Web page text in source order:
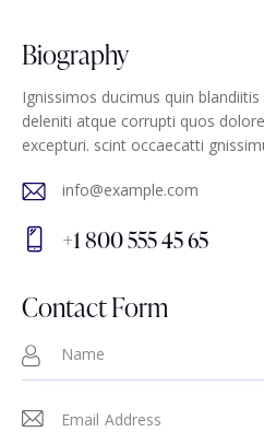
Biography
Ignissimos ducimus quin
deleniti atque corrupti quos
excepturi. scint occaecatti
E-
m
:
info@example.com
on
+1 800 555 45 65
Contact Form